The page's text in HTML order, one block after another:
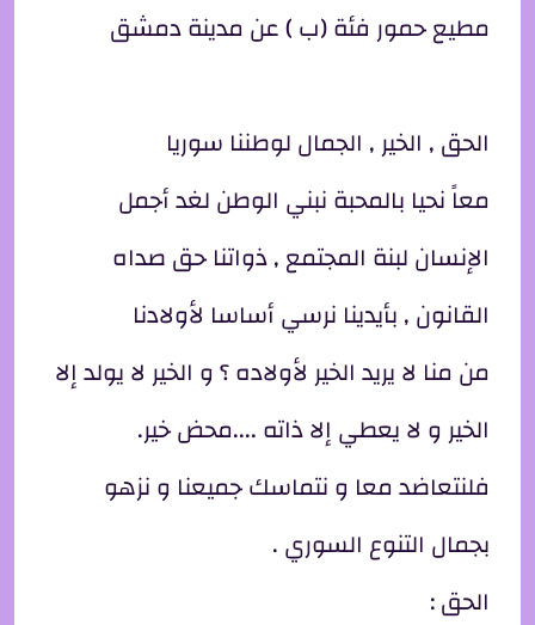
مطيع حمور فئة (ب ) عن مدينة دمشق
الحق , الخير , الجمال لوطننا سوريا
معاً نحيا بالمحبة نبني الوطن لغد أجمل
الإنسان لبنة المجتمع , ذواتنا حق صداه
القانون , بأيدينا نرسي أساسا لأولادنا
من منا لا يريد الخير لأولاده ؟ و الخير لا يولد إلا
الخير و لا يعطي إلا ذاته ....محض خير.
فلنتعاضد معا و نتماسك جميعنا و نزهو
بجمال التنوع السوري .
الحق :